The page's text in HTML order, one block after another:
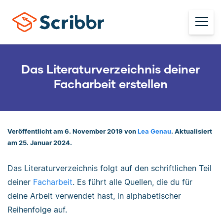
Das Literaturverzeichnis deiner
Facharbeit erstellen
Veröffentlicht am 6. November 2019 von Lea Genau. Aktualisiert
am 25. Januar 2024.
Das Literaturverzeichnis folgt auf den schriftlichen Teil
deiner Facharbeit. Es führt alle Quellen, die du für
deine Arbeit verwendet hast, in alphabetischer
Reihenfolge auf.